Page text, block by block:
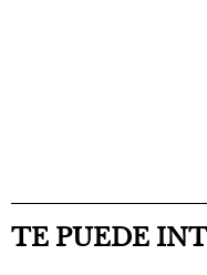
TE PUEDE